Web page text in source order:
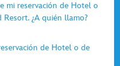
mi reservación de Hotel o
¿A quién llamo?
de Hotel o de